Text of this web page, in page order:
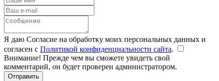
Я даю Согласие на обработку моих персональных данных и
согласен с Политикой конфиденциальности сайта.
Внимание! Прежде чем вы сможете увидеть свой
комментарий, он будет проверен администратором.
Отправить